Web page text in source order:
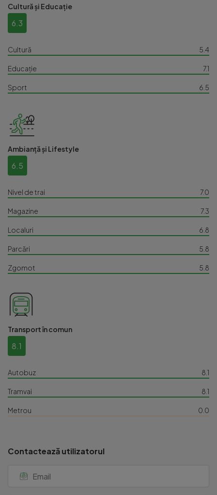
Cultură și Educație
6.3
Cultură 5.4
Educație 7.1
Sport 6.5
Ambianță și Lifestyle
6.5
Nivel de trai 7.0
Magazine 7.3
Localuri 6.8
Parcări 5.8
Zgomot 5.8
Transport în comun
8.1
Autobuz 8.1
Tramvai 8.1
Metrou 0.0
Contactează utilizatorul